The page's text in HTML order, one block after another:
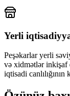
Yerli
Peşəkarlar yerli
və xidmətlər inkişaf
iqtisadi canlılığının